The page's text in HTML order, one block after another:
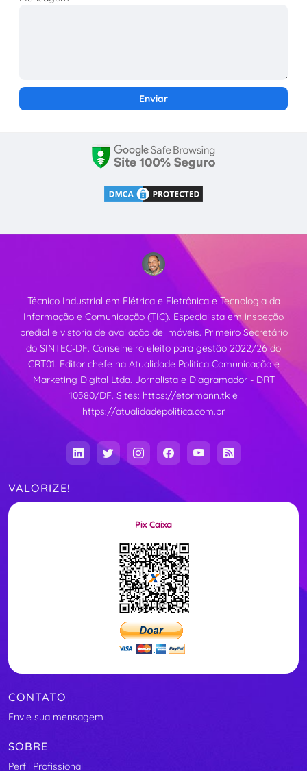
Técnico Industrial em Elétrica e Eletrônica e Tecnologia da
Informação e Comunicação (TIC). Especialista em inspeção
predial e vistoria de avaliação de imóveis. Primeiro Secretário
do SINTEC-DF. Conselheiro eleito para gestão 2022/26 do
CRT01. Editor chefe na Atualidade Política Comunicação e
Marketing Digital Ltda. Jornalista e Diagramador - DRT
10580/DF. Sites: https://etormann.tk e
https://atualidadepolitica.com.br
VALORIZE!
Pix Caixa
CONTATO
Envie sua mensagem
SOBRE
Perfil Profissional